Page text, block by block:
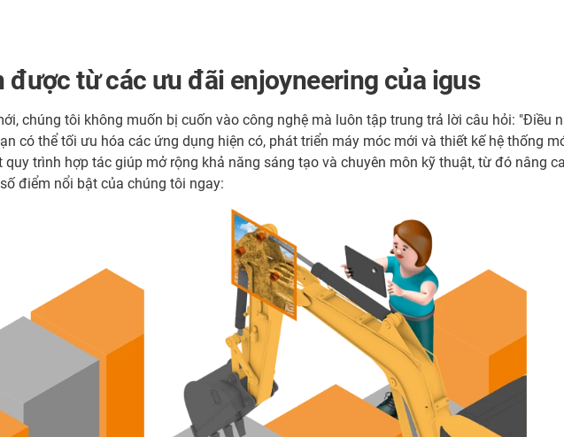
được từ các ưu đãi enjoyneering của igus
chúng tôi không muốn bị cuốn vào công nghệ mà luôn tập trung trả lời câu hỏi: "Điều
có thể tối ưu hóa các ứng dụng hiện có, phát triển máy móc mới và thiết kế hệ thống
trình hợp tác giúp mở rộng khả năng sáng tạo và chuyên môn kỹ thuật, từ đó nâng
điểm nổi bật của chúng tôi ngay: